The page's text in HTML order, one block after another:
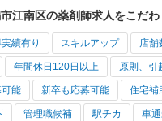
江南区の薬剤師求人をこだ
績有り スキルアップ 店舗
年間休日120日以上 原則、引
能 新卒も応募可能 住宅補
管理職候補 駅チカ 車